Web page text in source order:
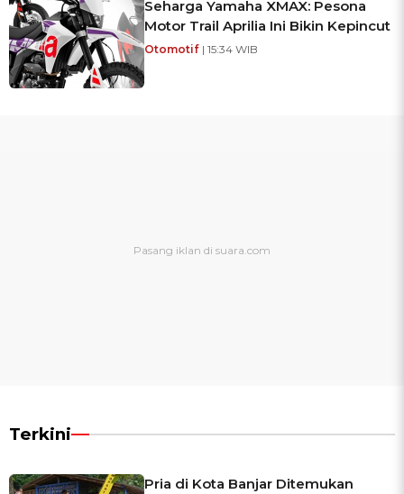
Seharga Yamaha XMAX: Pesona
Motor Trail Aprilia Ini Bikin Kepincut
Otomotif | 15:34 WIB
Terkini
Pria di Kota Banjar Ditemukan